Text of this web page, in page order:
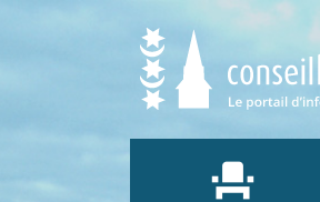
event_seat